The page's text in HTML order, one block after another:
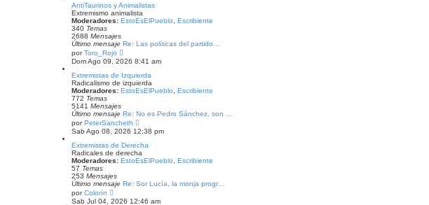
m
e
n
j
AntiTaurinos y Animalistas
Extremismo animalista
Moderadores: EstoEsElPueblo
Escribiente
340 Temas
2688 Mensajes
Último mensaje Re: Las políticas del partido…
porToro_Rojo
e
r
ú
l
t
o
m
e
n
s
a
j
Dom Ago 09, 2026 8:41 am
Extremistas de Izquierda
Radicalismo de izquierda
Moderadores: EstoEsElPueblo
Escribiente
772 Temas
5141 Mensajes
Último mensaje Re: No es Pedro Sánchez, son …
porPeterSancheth
e
r
ú
l
t
o
e
Sab Ago 08, 2026 12:38 pm
Extremistas de Derecha
Radicales de derecha
Moderadores: EstoEsElPueblo
Escribiente
57 Temas
253 Mensajes
Último mensaje Re: Sor Lucía, la monja progr…
porColorín
e
Sab Jul 04, 2026 12:46 am